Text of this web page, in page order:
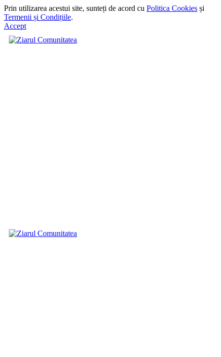
Prin utilizarea acestui site, sunteți de acord cu Politica Cookies și
Termenii și Condițiile.
Accept